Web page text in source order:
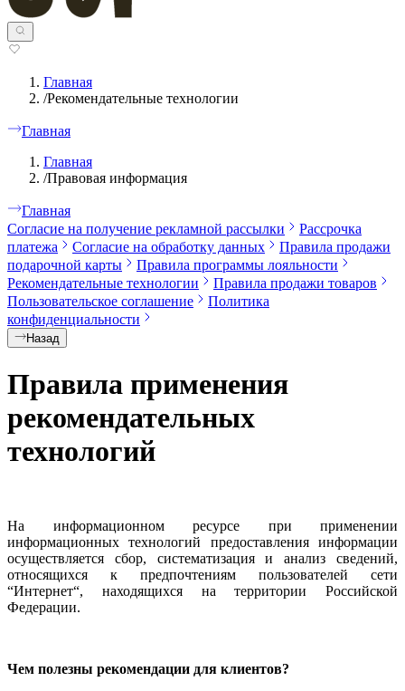
Главная
/Рекомендательные технологии
Главная
Главная
/Правовая информация
Главная
Согласие на получение рекламной рассылки
Рассрочка
платежа
Согласие на обработку данных
Правила продажи
подарочной карты
Правила программы лояльности
Рекомендательные технологии
Правила продажи товаров
Пользовательское соглашение
Политика
конфиденциальности
Назад
Правила применения
рекомендательных
технологий
На информационном ресурсе при применении
информационных технологий предоставления информации
осуществляется сбор, систематизация и анализ сведений,
относящихся к предпочтениям пользователей сети
“Интернет“, находящихся на территории Российской
Федерации.
Чем полезны рекомендации для клиентов?